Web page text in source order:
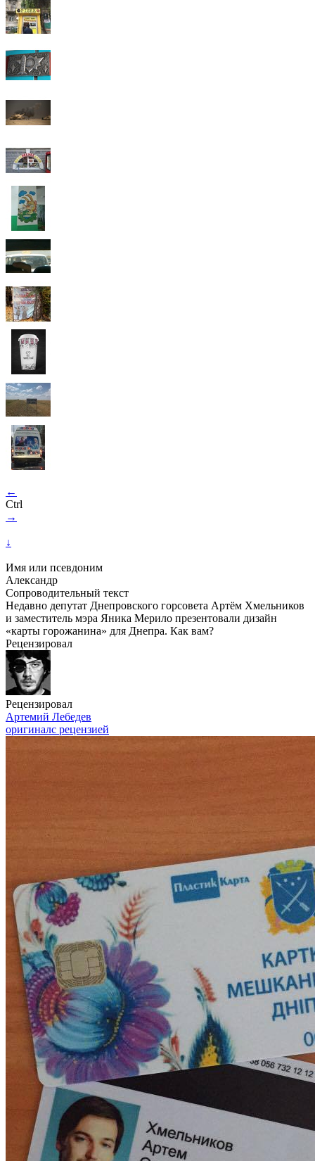
←
Ctrl
→
↓
Имя или псевдоним
Александр
Сопроводительный текст
Недавно депутат Днепровского горсовета Артём Хмельников
и заместитель мэра Яника Мерило презентовали дизайн
«карты горожанина» для Днепра. Как вам?
Рецензировал
Рецензировал
Артемий Лебедев
оригиналс рецензией